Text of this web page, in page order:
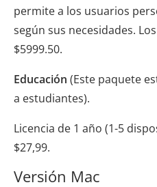
permite a los usuarios
según sus necesidades.
$5999.50.
Educación (Este paquete
a estudiantes).
Licencia de 1 año (1-5
$27,99.
Versión Mac